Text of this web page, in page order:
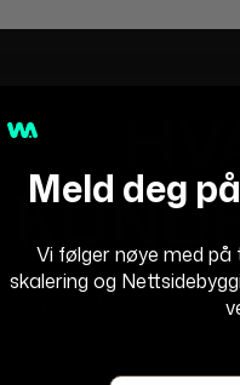
WeAssist sin
lykkes. Her er
Meld deg
Vi følger nøye med på
skalering og